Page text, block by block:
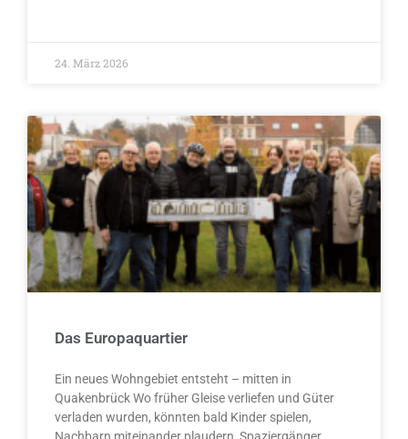
24. März 2026
Das Europaquartier
Ein neues Wohngebiet entsteht – mitten in
Quakenbrück Wo früher Gleise verliefen und Güter
verladen wurden, könnten bald Kinder spielen,
Nachbarn miteinander plaudern, Spaziergänger